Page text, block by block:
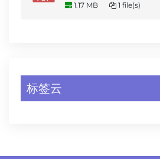
1.17 MB 1 file(s)
标签云